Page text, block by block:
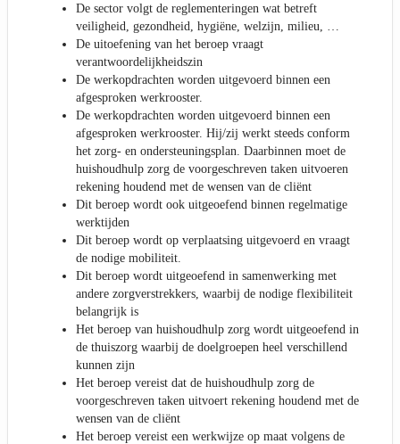
De sector volgt de reglementeringen wat betreft
veiligheid, gezondheid, hygiëne, welzijn, milieu, …
De uitoefening van het beroep vraagt
verantwoordelijkheidszin
De werkopdrachten worden uitgevoerd binnen een
afgesproken werkrooster.
De werkopdrachten worden uitgevoerd binnen een
afgesproken werkrooster. Hij/zij werkt steeds conform
het zorg- en ondersteuningsplan. Daarbinnen moet de
huishoudhulp zorg de voorgeschreven taken uitvoeren
rekening houdend met de wensen van de cliënt
Dit beroep wordt ook uitgeoefend binnen regelmatige
werktijden
Dit beroep wordt op verplaatsing uitgevoerd en vraagt
de nodige mobiliteit.
Dit beroep wordt uitgeoefend in samenwerking met
andere zorgverstrekkers, waarbij de nodige flexibiliteit
belangrijk is
Het beroep van huishoudhulp zorg wordt uitgeoefend in
de thuiszorg waarbij de doelgroepen heel verschillend
kunnen zijn
Het beroep vereist dat de huishoudhulp zorg de
voorgeschreven taken uitvoert rekening houdend met de
wensen van de cliënt
Het beroep vereist een werkwijze op maat volgens de